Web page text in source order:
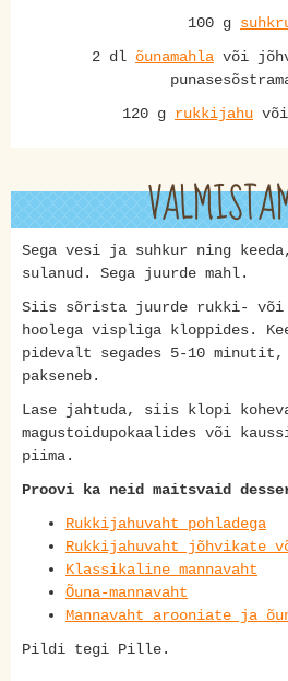
100 g
2 dl õunamahla või
120 g rukkijahu või
Sega vesi ja suhkur ning
sulanud. Sega juurde mahl.
Siis sõrista juurde rukki- või
hoolega vispliga kloppides.
pidevalt segades 5-10 minutit,
pakseneb.
Lase jahtuda, siis klopi
magustoidupokaalides või
piima.
Proovi ka neid maitsvaid
Rukkijahuvaht pohladega
Rukkijahuvaht jõhvikate
Klassikaline mannavaht
Õuna-mannavaht
Mannavaht arooniate ja
Pildi tegi Pille.